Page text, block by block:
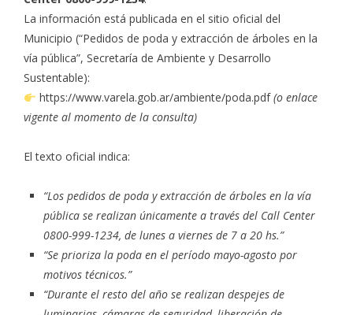
La información está publicada en el sitio oficial del
Municipio (“Pedidos de poda y extracción de árboles en la
vía pública”, Secretaría de Ambiente y Desarrollo
Sustentable):
https://www.varela.gob.ar/ambiente/poda.pdf (o enlace
vigente al momento de la consulta)
El texto oficial indica:
“Los pedidos de poda y extracción de árboles en la vía
pública se realizan únicamente a través del Call Center
0800-999-1234, de lunes a viernes de 7 a 20 hs.”
“Se prioriza la poda en el período mayo-agosto por
motivos técnicos.”
“Durante el resto del año se realizan despejes de